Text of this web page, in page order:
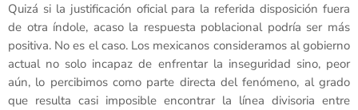
Quizá si la justificación oficial para la referida disposición fuera
de otra índole, acaso la respuesta poblacional podría ser más
positiva. No es el caso. Los mexicanos consideramos al gobierno
actual no solo incapaz de enfrentar la inseguridad sino, peor
aún, lo percibimos como parte directa del fenómeno, al grado
que resulta casi imposible encontrar la línea divisoria entre